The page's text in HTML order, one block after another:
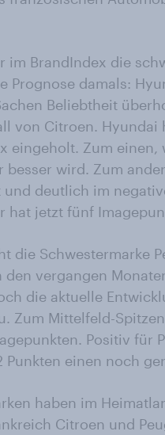
im BrandIndex die
Prognose damals:
Beliebtheit
von Citroen. Hyundai
eingeholt. Zum einen,
besser wird. Zum
deutlich im
hat jetzt fünf
die Schwestermarke
vergangen
die aktuelle
Zum Mittelfeld-
Positiv für
Punkten einen noch
haben im
Citroen und